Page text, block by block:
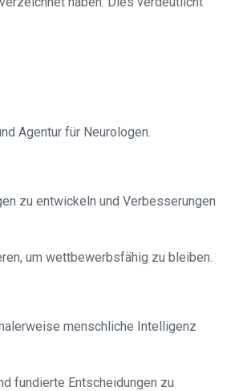
Agentur für Neurologen.
zu entwickeln und Verbesserungen
um wettbewerbsfähig zu bleiben.
menschliche Intelligenz
fundierte Entscheidungen zu